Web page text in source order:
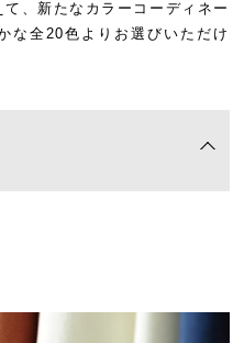
、新たなカラーコーディネー
な全20色よりお選びいただけ